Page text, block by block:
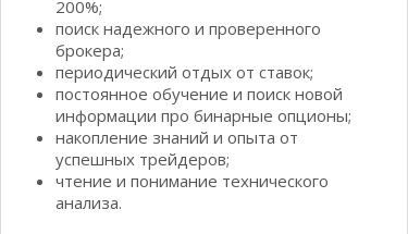
200%;
поиск надежного и проверенного
брокера;
периодический отдых от ставок;
постоянное обучение и поиск новой
информации про бинарные опционы;
накопление знаний и опыта от
успешных трейдеров;
чтение и понимание технического
анализа.